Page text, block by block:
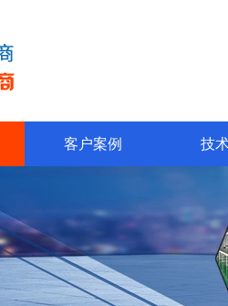
客户案例 技